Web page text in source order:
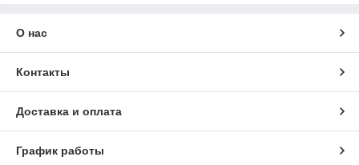
О нас
Контакты
Доставка и оплата
График работы